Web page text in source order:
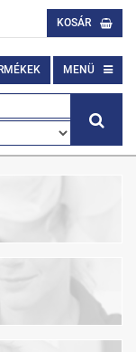
KOSÁR
MENÜ